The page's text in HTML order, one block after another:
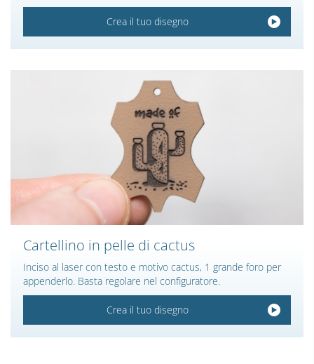
Crea il tuo disegno
Cartellino in pelle di cactus
Inciso al laser con testo e motivo cactus, 1 grande foro per
appenderlo. Basta regolare nel configuratore.
Crea il tuo disegno